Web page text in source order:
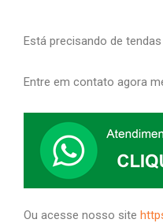
Está precisando de
Entre em contato agora
Ou acesse nosso site